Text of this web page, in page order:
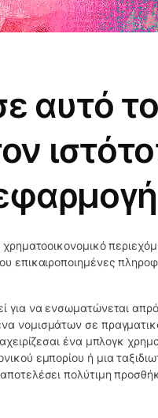
αυτό το
επικαιροποιημένες
για να ενσωματώνεται
νομισμάτων σε
ένα μπλογκ
εμπορίου ή μια
πολύτιμη